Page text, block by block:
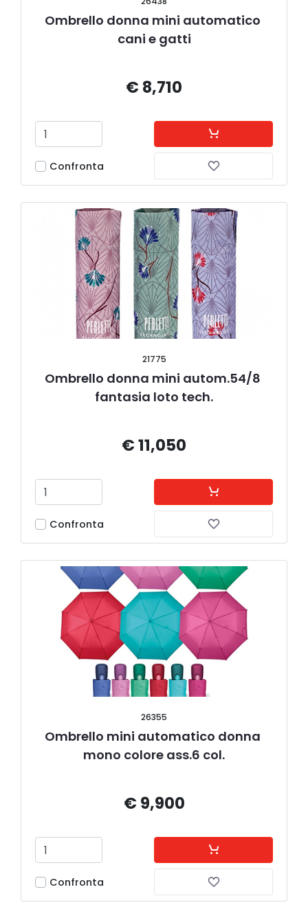
Ombrello donna mini automatico
cani e gatti
€ 8,710
Confronta
21775
Ombrello donna mini autom.54/8
fantasia loto tech.
€ 11,050
Confronta
26355
Ombrello mini automatico donna
mono colore ass.6 col.
€ 9,900
Confronta